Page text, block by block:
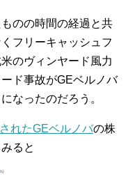
のの時間の経過と共
フリーキャッシュフ
のヴィンヤード風力
ド事故がGEベルノバ
なったのだろう。
れたGEベルノバの株
ると